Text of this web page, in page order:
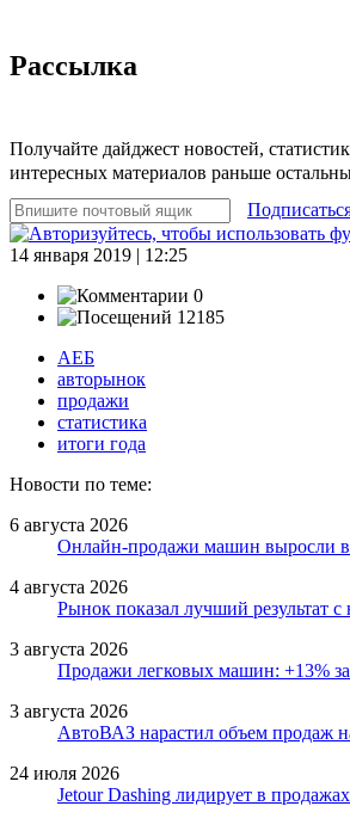
Рассылка
Получайте дайджест новостей,
интересных материалов раньше
14 января 2019 | 12:25
0
12185
АЕБ
авторынок
продажи
статистика
итоги года
Новости по теме:
6 августа 2026
Онлайн-продажи машин выросли в
4 августа 2026
Рынок показал лучший результат с
3 августа 2026
Продажи легковых машин: +13% за
3 августа 2026
АвтоВАЗ нарастил объем продаж
24 июля 2026
Jetour Dashing лидирует в